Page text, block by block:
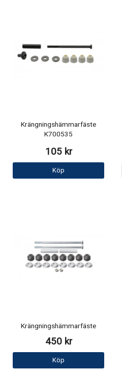
Krängningshämmarfäste
K700535
105 kr
Köp
Krängningshämmarfäste
450 kr
Köp